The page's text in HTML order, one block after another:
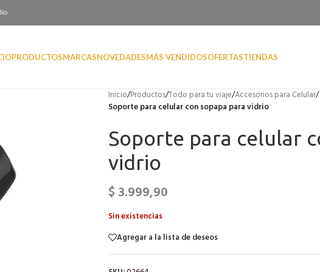
PRODUCTOSMARCASNOVEDADESMÁS VENDIDOSOFERTASTIENDAS
Inicio/Productos/Todo para tu viaje/Accesorios para Celular/
Soporte para celular con sopapa para vidrio
Soporte para celular
vidrio
$ 3.999,90
Sin existencias
Agregar a la lista de deseos